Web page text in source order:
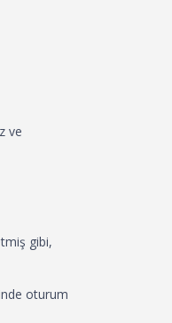
ve
gibi,
oturum